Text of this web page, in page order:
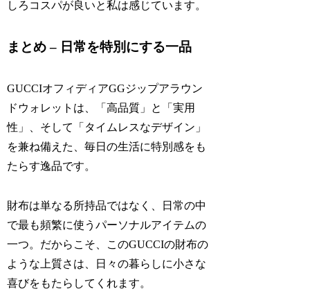
しろコスパが良いと私は感じています。
まとめ – 日常を特別にする一品
GUCCIオフィディアGGジップアラウン
ドウォレットは、「高品質」と「実用
性」、そして「タイムレスなデザイン」
を兼ね備えた、毎日の生活に特別感をも
たらす逸品です。
財布は単なる所持品ではなく、日常の中
で最も頻繁に使うパーソナルアイテムの
一つ。だからこそ、このGUCCIの財布の
ような上質さは、日々の暮らしに小さな
喜びをもたらしてくれます。